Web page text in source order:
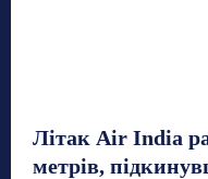
Літак Air India
метрів,